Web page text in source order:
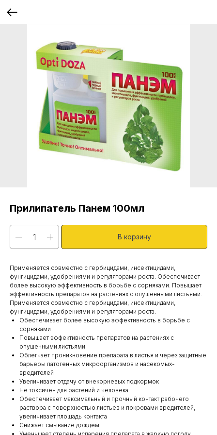
Прилипатель Панем 100мл
В корзину
Применяется совместно с гербицидами, ин­сек­тицидами,
фунгицидами, удобрениями и ре­гуляторами роста. Обеспечивает
более высокую эффективность в борьбе с сорняками. Повышает
эффективность препаратов на растениях с опушенными листьями.
Применяется совместно с гербицидами, ин­сек­тицидами,
фунгицидами, удобрениями и ре­гуляторами роста.
Обеспечивает более высокую эффективность в борьбе с
сорняками
Повышает эффективность препаратов на растениях с
опушенными листьями
Облегчает проникновение препарата в листья и через защитные
барьеры патогенных микроорганизмов и насекомых-
вредителей
Увеличивает отдачу от внекорневых подкормок
Не токсичен для растений и человека
Обеспечивает максимальный и прочный контакт рабочего
раствора с поверхностью листьев и покровами вредителей,
увеличивает площадь контакта
Снижает смывание дождем